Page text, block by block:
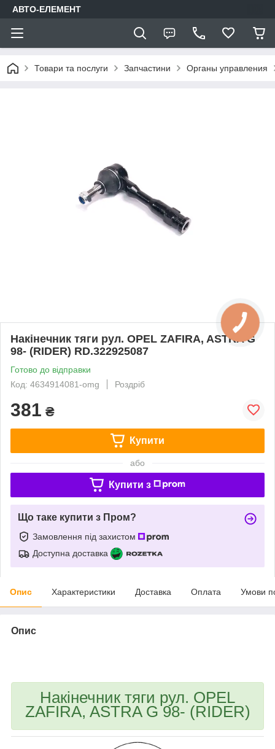
АВТО-ЕЛЕМЕНТ
Товари та послуги Запчастини Органы управления
Накінечник тяги рул. OPEL ZAFIRA, ASTRA G
98- (RIDER) RD.322925087
Готово до відправки
Код: 4634914081-omg
Роздріб
381 ₴
Купити
або
Купити з
Що таке купити з Пром?
Замовлення під захистом
Доступна доставка
Опис Характеристики Доставка Оплата Умови
Опис
Накінечник тяги рул. OPEL
ZAFIRA, ASTRA G 98- (RIDER)